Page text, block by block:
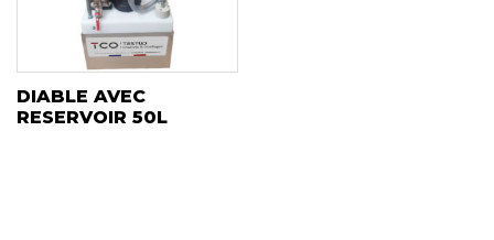
DIABLE AVEC
RESERVOIR 50L